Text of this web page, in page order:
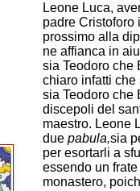
Leone Luca,
padre Cristoforo
prossimo alla
ne affianca in
sia Teodoro che
chiaro infatti
sia Teodoro che
discepoli del
maestro. Leone
due pabula,sia
per esortarli a
essendo un
monastero,